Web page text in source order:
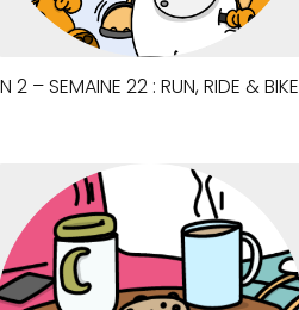
2 – SEMAINE 22 : RUN, RIDE & BIKE